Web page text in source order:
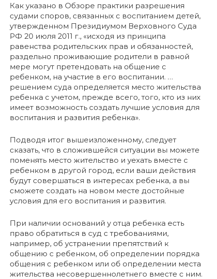
Как указано в Обзоре практики разрешения
судами споров, связанных с воспитанием детей,
утвержденном Президиумом Верховного Суда
РФ 20 июля 2011 г., «исходя из принципа
равенства родительских прав и обязанностей,
раздельно проживающие родители в равной
мере могут претендовать на общение с
ребенком, на участие в его воспитании. …
решением суда определяется место жительства
ребенка с учетом, прежде всего, того, кто из них
имеет возможность создать лучшие условия для
воспитания и развития ребенка».
Подводя итог вышеизложенному, следует
сказать, что в сложившейся ситуации вы можете
поменять место жительство и уехать вместе с
ребенком в другой город, если ваши действия
будут совершаться в интересах ребенка, а вы
сможете создать на новом месте достойные
условия для его воспитания и развития.
При наличии оснований у отца ребенка есть
право обратиться в суд с требованиями,
например, об устранении препятствий к
общению с ребенком, об определении порядка
общения с ребенком или об определении места
жительства несовершеннолетнего вместе с ним.